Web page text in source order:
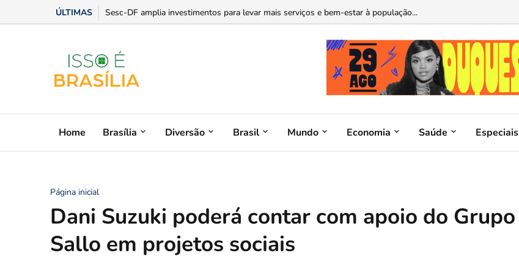
ÚLTIMAS Sesc-DF amplia investimentos para levar mais serviços e bem-estar à população...
Home Brasília Diversão Brasil Mundo Economia Saúde Especiais
Página inicial
Dani Suzuki poderá contar com apoio do Grupo
Sallo em projetos sociais